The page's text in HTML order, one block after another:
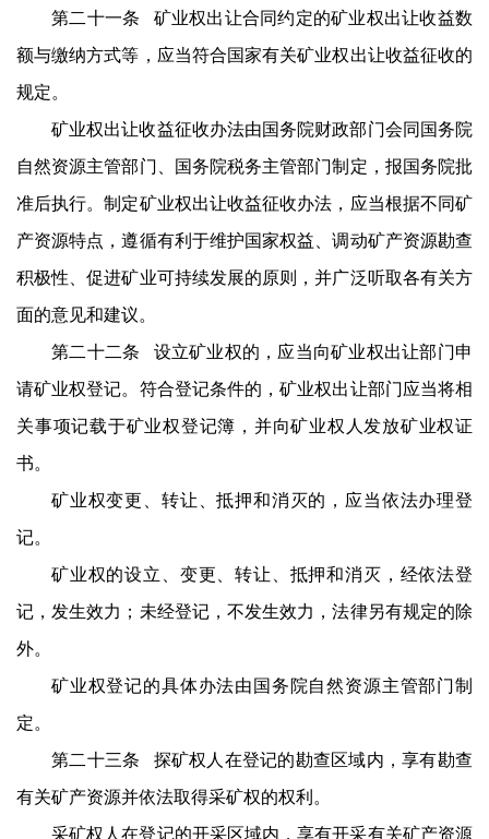
第二十一条 矿业权出让合同约定的矿业权出让收益数
额与缴纳方式等，应当符合国家有关矿业权出让收益征收的
规定。
矿业权出让收益征收办法由国务院财政部门会同国务院
自然资源主管部门、国务院税务主管部门制定，报国务院批
准后执行。制定矿业权出让收益征收办法，应当根据不同矿
产资源特点，遵循有利于维护国家权益、调动矿产资源勘查
积极性、促进矿业可持续发展的原则，并广泛听取各有关方
面的意见和建议。
第二十二条 设立矿业权的，应当向矿业权出让部门申
请矿业权登记。符合登记条件的，矿业权出让部门应当将相
关事项记载于矿业权登记簿，并向矿业权人发放矿业权证
书。
矿业权变更、转让、抵押和消灭的，应当依法办理登
记。
矿业权的设立、变更、转让、抵押和消灭，经依法登
记，发生效力；未经登记，不发生效力，法律另有规定的除
外。
矿业权登记的具体办法由国务院自然资源主管部门制
定。
第二十三条 探矿权人在登记的勘查区域内，享有勘查
有关矿产资源并依法取得采矿权的权利。
采矿权人在登记的开采区域内，享有开采有关矿产资源